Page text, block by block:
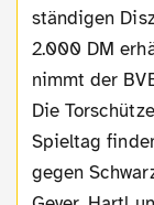
ständigen
2.000 DM
nimmt der
Die
Spieltag
gegen